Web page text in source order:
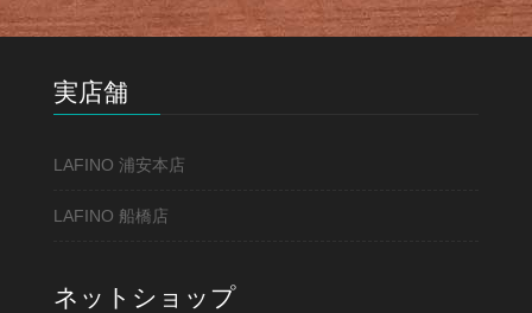
実店舗
LAFINO 浦安本店
LAFINO 船橋店
ネットショップ